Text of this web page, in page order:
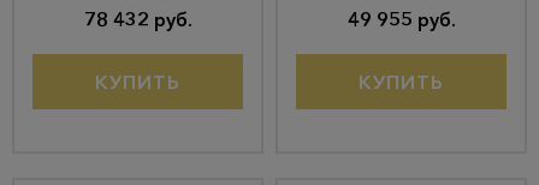
78 432 руб.
КУПИТЬ
49 955 руб.
КУПИТЬ